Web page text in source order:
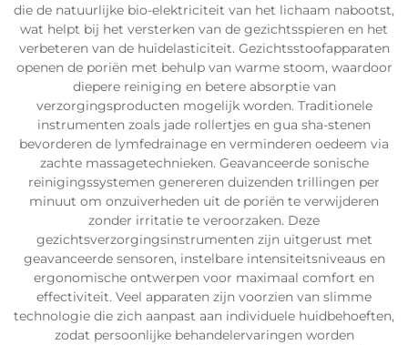
die de natuurlijke bio-elektriciteit van het lichaam nabootst,
wat helpt bij het versterken van de gezichtsspieren en het
verbeteren van de huidelasticiteit. Gezichtsstoofapparaten
openen de poriën met behulp van warme stoom, waardoor
diepere reiniging en betere absorptie van
verzorgingsproducten mogelijk worden. Traditionele
instrumenten zoals jade rollertjes en gua sha-stenen
bevorderen de lymfedrainage en verminderen oedeem via
zachte massagetechnieken. Geavanceerde sonische
reinigingssystemen genereren duizenden trillingen per
minuut om onzuiverheden uit de poriën te verwijderen
zonder irritatie te veroorzaken. Deze
gezichtsverzorgingsinstrumenten zijn uitgerust met
geavanceerde sensoren, instelbare intensiteitsniveaus en
ergonomische ontwerpen voor maximaal comfort en
effectiviteit. Veel apparaten zijn voorzien van slimme
technologie die zich aanpast aan individuele huidbehoeften,
zodat persoonlijke behandelervaringen worden